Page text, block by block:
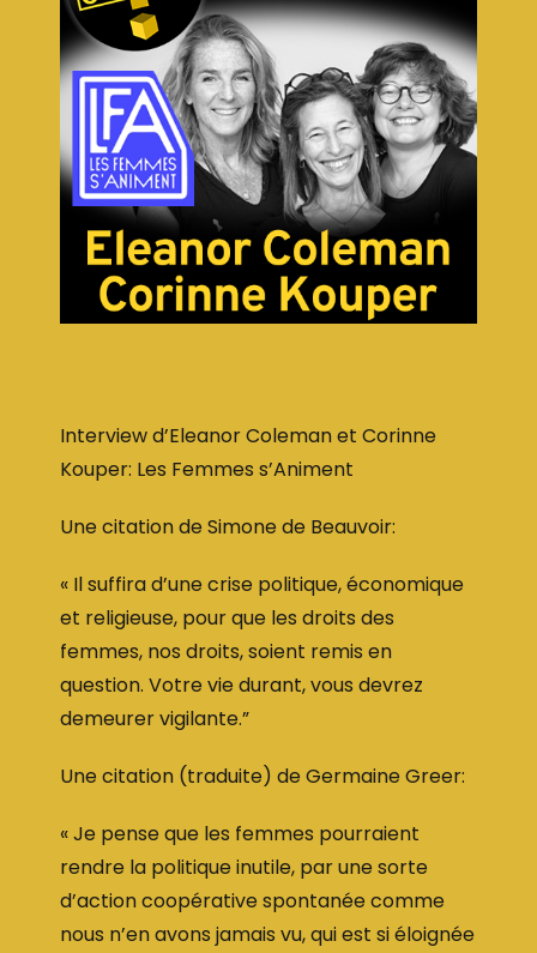
Interview d’Eleanor Coleman et Corinne
Kouper: Les Femmes s’Animent
Une citation de Simone de Beauvoir:
« Il suffira d’une crise politique, économique
et religieuse, pour que les droits des
femmes, nos droits, soient remis en
question. Votre vie durant, vous devrez
demeurer vigilante.”
Une citation (traduite) de Germaine Greer:
« Je pense que les femmes pourraient
rendre la politique inutile, par une sorte
d’action coopérative spontanée comme
nous n’en avons jamais vu, qui est si éloignée